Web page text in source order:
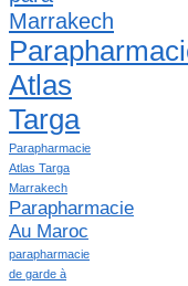
Marrakech
Atlas
Targa
Parapharmacie
Atlas Targa
Marrakech
Parapharmacie
Au Maroc
parapharmacie
de garde à